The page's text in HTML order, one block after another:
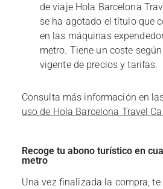
de viaje Hola Barcelona
se ha agotado el título que
en las máquinas
metro. Tiene un coste
vigente de precios y tarifas.
Consulta más información en
uso de Hola Barcelona Travel
Recoge tu abono turístico en
metro
Una vez finalizada la compra,